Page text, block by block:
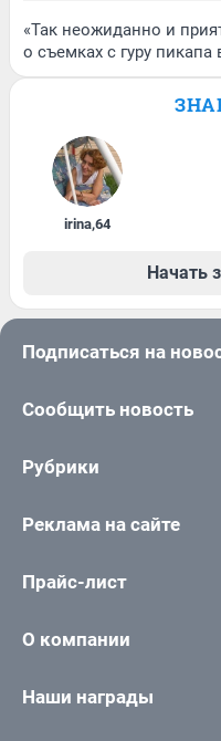
«Так неожиданно и
о съемках с гуру
irina,64
Начать
Подписаться на
Сообщить новость
Рубрики
Реклама на сайте
Прайс-лист
О компании
Наши награды